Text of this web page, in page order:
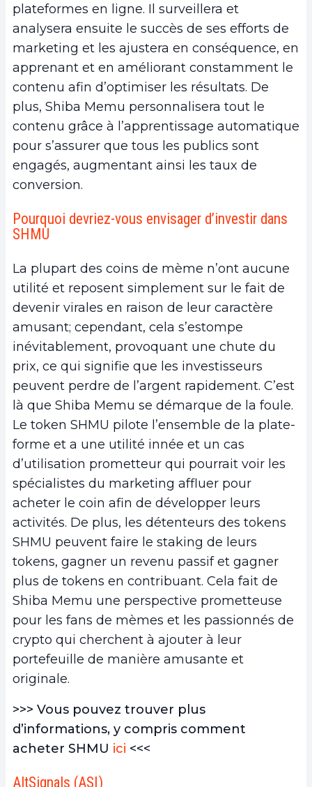
plateformes en ligne. Il surveillera et
analysera ensuite le succès de ses efforts de
marketing et les ajustera en conséquence, en
apprenant et en améliorant constamment le
contenu afin d’optimiser les résultats. De
plus, Shiba Memu personnalisera tout le
contenu grâce à l’apprentissage automatique
pour s’assurer que tous les publics sont
engagés, augmentant ainsi les taux de
conversion.
Pourquoi devriez-vous envisager d’investir dans
SHMU
La plupart des coins de mème n’ont aucune
utilité et reposent simplement sur le fait de
devenir virales en raison de leur caractère
amusant; cependant, cela s’estompe
inévitablement, provoquant une chute du
prix, ce qui signifie que les investisseurs
peuvent perdre de l’argent rapidement. C’est
là que Shiba Memu se démarque de la foule.
Le token SHMU pilote l’ensemble de la plate-
forme et a une utilité innée et un cas
d’utilisation prometteur qui pourrait voir les
spécialistes du marketing affluer pour
acheter le coin afin de développer leurs
activités. De plus, les détenteurs des tokens
SHMU peuvent faire le staking de leurs
tokens, gagner un revenu passif et gagner
plus de tokens en contribuant. Cela fait de
Shiba Memu une perspective prometteuse
pour les fans de mèmes et les passionnés de
crypto qui cherchent à ajouter à leur
portefeuille de manière amusante et
originale.
>>> Vous pouvez trouver plus
d’informations, y compris comment
acheter SHMU ici <<<
AltSignals (ASI)